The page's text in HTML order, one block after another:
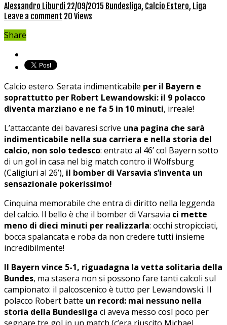
Alessandro Liburdi 22/09/2015 Bundesliga, Calcio Estero, Liga
Leave a comment 20 Views
Share
Calcio estero. Serata indimenticabile per il Bayern e
soprattutto per Robert Lewandowski: il 9 polacco
diventa marziano e ne fa 5 in 10 minuti, irreale!
L’attaccante dei bavaresi scrive una pagina che sarà
indimenticabile nella sua carriera e nella storia del
calcio, non solo tedesco: entrato al 46’ col Bayern sotto
di un gol in casa nel big match contro il Wolfsburg
(Caligiuri al 26’), il bomber di Varsavia s’inventa un
sensazionale pokerissimo!
Cinquina memorabile che entra di diritto nella leggenda
del calcio. Il bello è che il bomber di Varsavia ci mette
meno di dieci minuti per realizzarla: occhi stropicciati,
bocca spalancata e roba da non credere tutti insieme
incredibilmente!
Il Bayern vince 5-1, riguadagna la vetta solitaria della
Bundes, ma stasera non si possono fare tanti calcoli sul
campionato: il palcoscenico è tutto per Lewandowski. Il
polacco Robert batte un record: mai nessuno nella
storia della Bundesliga ci aveva messo così poco per